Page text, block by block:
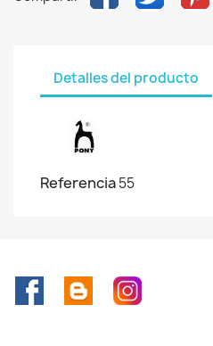
Detalles del producto
Referencia55
FacebookRss Instagram